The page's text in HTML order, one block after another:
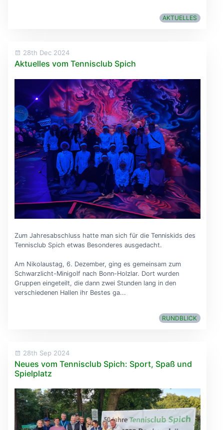
AKTUELLES
28th Dec 2024
Aktuelles vom Tennisclub Spich
Zum Jahresabschluss hatte man sich für die Tenniskids des
Tennisclub Spich etwas Besonderes ausgedacht.
Am Nikolaustag, 6. Dezember, ging es gemeinsam zum
Schwarzlicht-Minigolf nach Bonn-Holzlar. Dort wurden
Gruppen eingeteilt, die dann zwei Stunden lang in den
verschiedenen Hallen ihr Bestes ga...
RUNDBLICK
28th Sep 2024
Neues vom Tennisclub Spich: Sport, Spaß und
Spielplatz